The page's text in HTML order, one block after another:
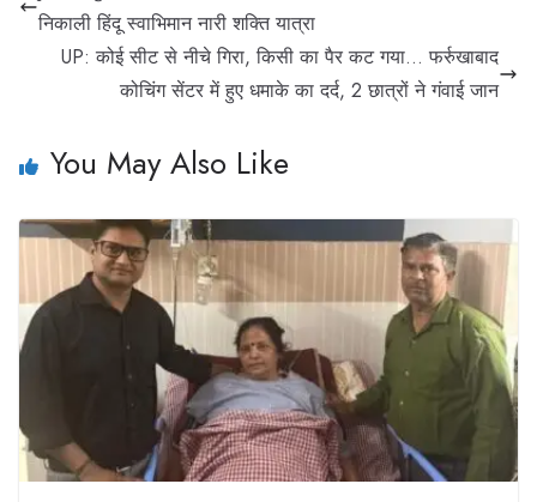
निकाली हिंदू स्वाभिमान नारी शक्ति यात्रा
UP: कोई सीट से नीचे गिरा, किसी का पैर कट गया… फर्रुखाबाद
कोचिंग सेंटर में हुए धमाके का दर्द, 2 छात्रों ने गंवाई जान
You May Also Like